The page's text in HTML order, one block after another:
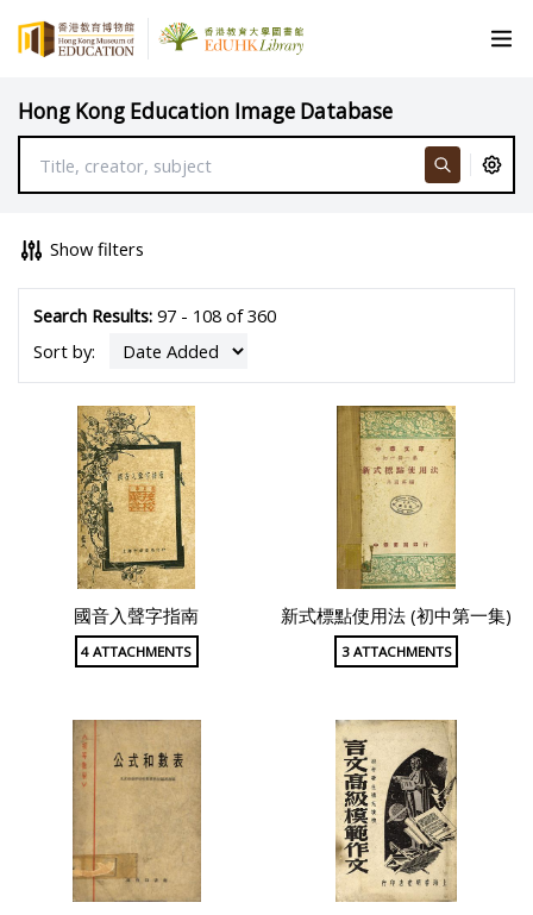
Hong Kong Education Image Database
Show filters
Search Results:97 - 108 of 360
Sort by:
國音入聲字指南
4 ATTACHMENTS
新式標點使用法 (初中第一集)
3 ATTACHMENTS